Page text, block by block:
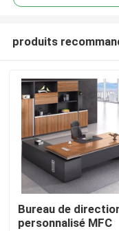
produits
Bureau de
personnalisé MFC